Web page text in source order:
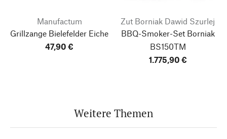
Manufactum
Grillzange Bielefelder Eiche
47,90 €
Zut Borniak Dawid Szurlej
BBQ-Smoker-Set Borniak
BS150TM
1.775,90 €
Weitere Themen